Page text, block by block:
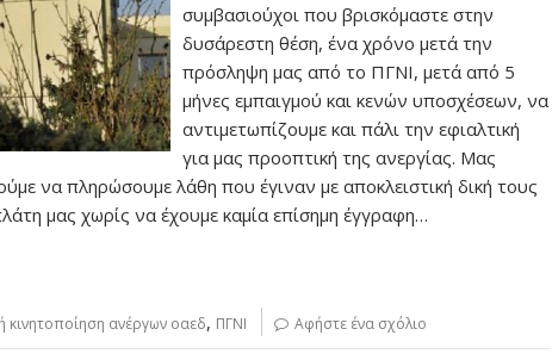
συμβασιούχοι που βρισκόμαστε στην
δυσάρεστη θέση, ένα χρόνο μετά την
πρόσληψη μας από το ΠΓΝΙ, μετά από 5
μήνες εμπαιγμού και κενών υποσχέσεων, να
αντιμετωπίζουμε και πάλι την εφιαλτική
για μας προοπτική της ανεργίας. Μας
να πληρώσουμε λάθη που έγιναν με αποκλειστική δική τους
μας χωρίς να έχουμε καμία επίσημη έγγραφη…
κινητοποίηση ανέργων οαεδ, ΠΓΝΙ Αφήστε ένα σχόλιο